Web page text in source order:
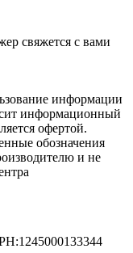
свяжется с вами
информации
информационный
офертой.
обозначения
и не